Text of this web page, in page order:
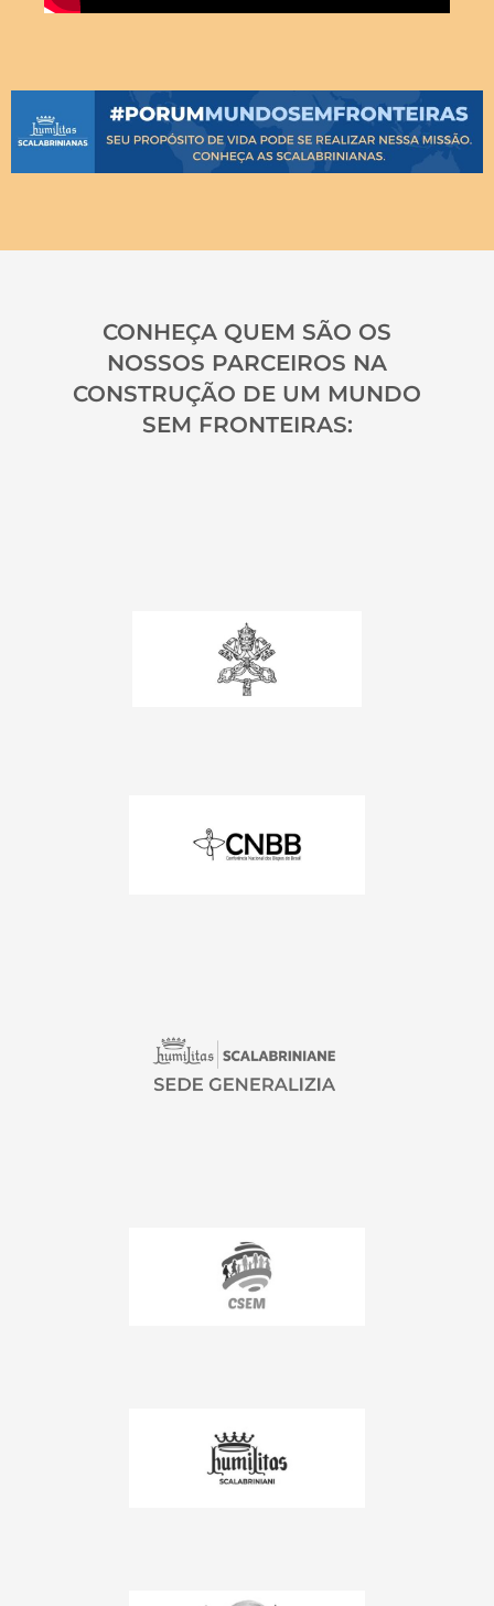
CONHEÇA QUEM SÃO OS
NOSSOS PARCEIROS NA
CONSTRUÇÃO DE UM MUNDO
SEM FRONTEIRAS: